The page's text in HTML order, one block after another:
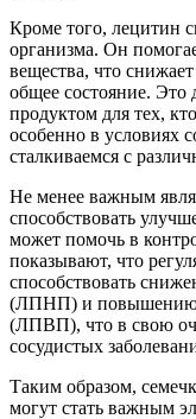
Кроме того, лецитин
организма. Он
вещества, что
общее состояние. Это
продуктом для тех,
особенно в условиях
сталкиваемся с
Не менее важным
способствовать
может помочь в
показывают, что
способствовать
(ЛПНП) и повышению
(ЛПВП), что в свою
сосудистых
Таким образом,
могут стать важным